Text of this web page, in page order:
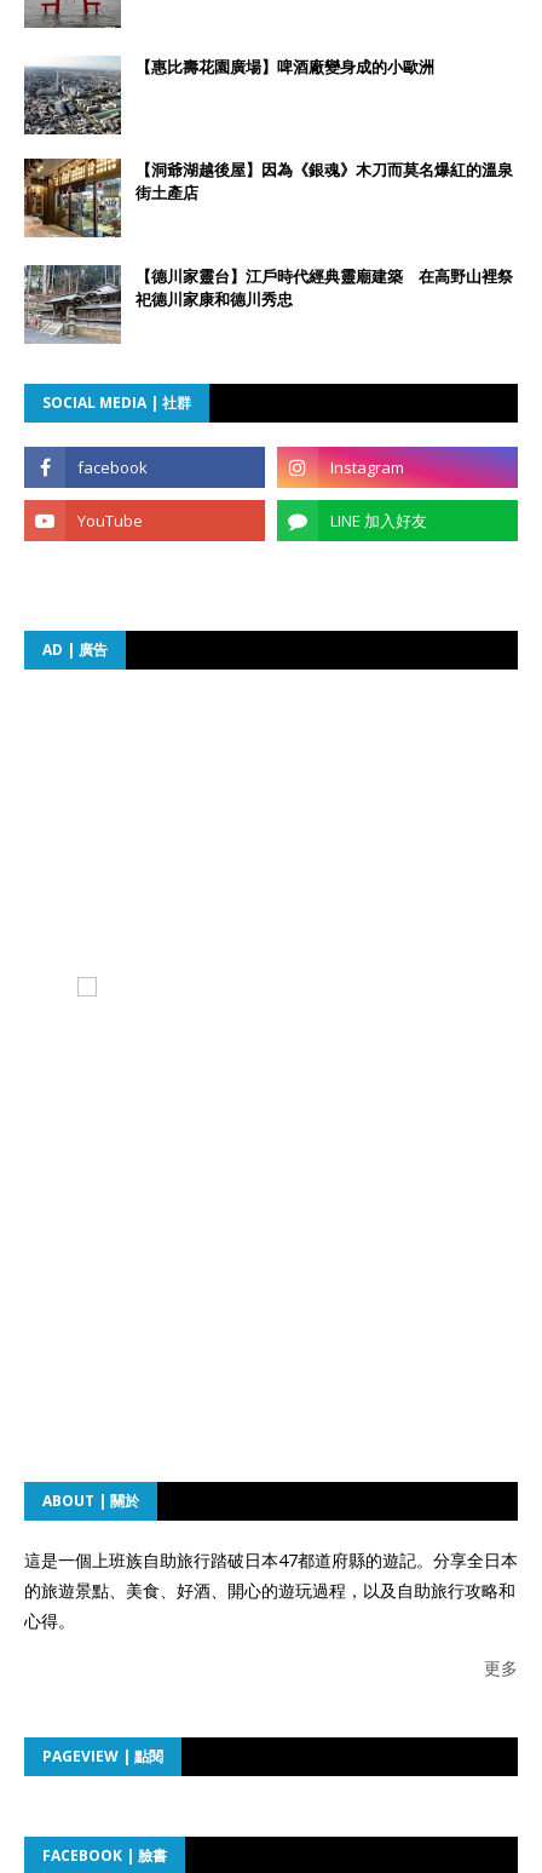
【惠比壽花園廣場】啤酒廠變身成的小歐洲
【洞爺湖越後屋】因為《銀魂》木刀而莫名爆紅的溫泉
街土產店
【德川家靈台】江戶時代經典靈廟建築 在高野山裡祭
祀德川家康和德川秀忠
SOCIAL MEDIA | 社群
AD | 廣告
ABOUT | 關於
這是一個上班族自助旅行踏破日本47都道府縣的遊記。分享全日本
的旅遊景點、美食、好酒、開心的遊玩過程，以及自助旅行攻略和
心得。
更多
PAGEVIEW | 點閱
FACEBOOK | 臉書